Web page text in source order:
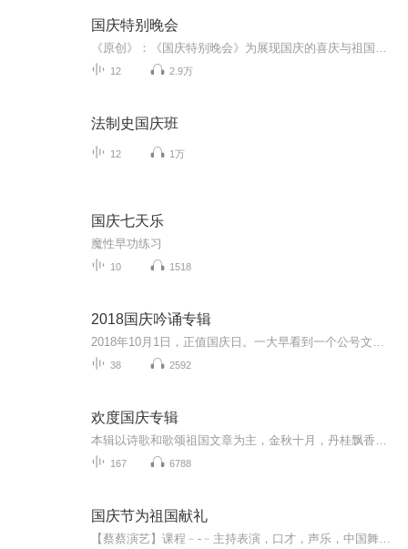
国庆特别晚会
12 2.9万
法制史国庆班
12 1万
国庆七天乐
魔性早功练习
10 1518
2018国庆吟诵专辑
38 2592
欢度国庆专辑
167 6788
国庆节为祖国献礼